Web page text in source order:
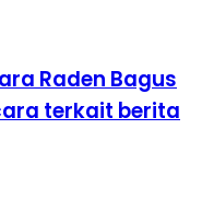
Raden Bagus
terkait berita